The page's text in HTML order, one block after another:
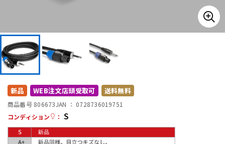
DTM オンライン納品
配信/ライブ機器
中古 ヴィンテージ
新品 WEB注文店頭受取可 送料無料
商品番号 806673JAN ： 0728736019751
コンディション
： S